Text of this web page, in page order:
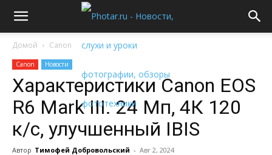
Домой Canon
Canon Новости
Характеристики Canon EOS
R6 Mark III. 24 Мп, 4К 120
к/с, улучшенный IBIS
Автор Тимофей Добровольский - Авг 2, 2024